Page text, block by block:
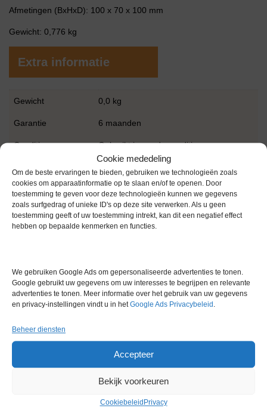
Cookie mededeling
Om de beste ervaringen te bieden, gebruiken we technologieën zoals
cookies om apparaatinformatie op te slaan en/of te openen. Door
toestemming te geven voor deze technologieën kunnen we gegevens
zoals surfgedrag of unieke ID's op deze site verwerken. Als u geen
toestemming geeft of uw toestemming intrekt, kan dit een negatief effect
hebben op bepaalde kenmerken en functies.
We gebruiken Google Ads om gepersonaliseerde advertenties te tonen.
Google gebruikt uw gegevens om uw interesses te begrijpen en relevante
advertenties te tonen. Meer informatie over het gebruik van uw gegevens
en privacy-instellingen vindt u in hetGoogle Ads Privacybeleid .
Beheer diensten
Accepteer
Bekijk voorkeuren
Cookiebeleid Privacy
Afmetingen (BxHxD): 100 x 70 x 100 mm
Gewicht: 0,776 kg
Extra informatie
Gewicht 0,0 kg
Garantie 6 maanden
Conditie Gebruikt in goede conditie
Voorraad
LM 19975